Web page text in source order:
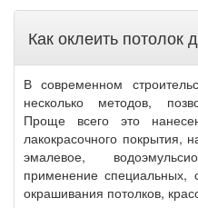
Как оклеить потолок
В современном
несколько методов,
Проще всего это
лакокрасочного покрытия,
эмалевое,
применение специальных,
окрашивания потолков,